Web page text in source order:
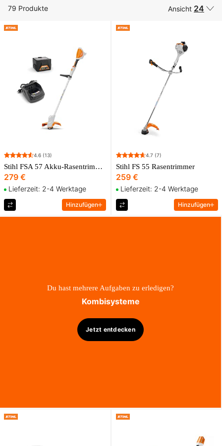
79 Produkte Ansicht 24
4.6 (13)
Stihl FSA 57 Akku-Rasentrimmer inkl. Akku & Ladegerät
279 €
Lieferzeit: 2-4 Werktage
Hinzufügen
4.7 (7)
Stihl FS 55 Rasentrimmer
259 €
Lieferzeit: 2-4 Werktage
Hinzufügen
Du hast mehrere Aufgaben zu erledigen?
Kombisysteme
Jetzt entdecken